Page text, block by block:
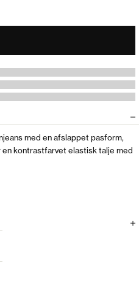
med en afslappet pasform,
en kontrastfarvet elastisk talje med